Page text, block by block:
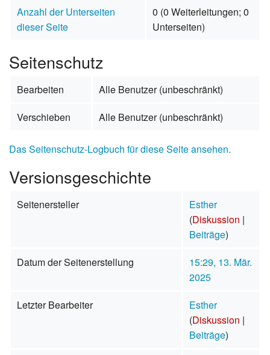
Anzahl der Unterseiten
dieser Seite
0 (0 Weiterleitungen; 0
Unterseiten)
Seitenschutz
Bearbeiten
Alle Benutzer (unbeschränkt)
Verschieben
Alle Benutzer (unbeschränkt)
Das Seitenschutz-Logbuch für diese Seite ansehen.
Versionsgeschichte
Seitenersteller
Esther
(Diskussion |
Beiträge)
Datum der Seitenerstellung
15:29, 13. Mär.
2025
Letzter Bearbeiter
Esther
(Diskussion |
Beiträge)